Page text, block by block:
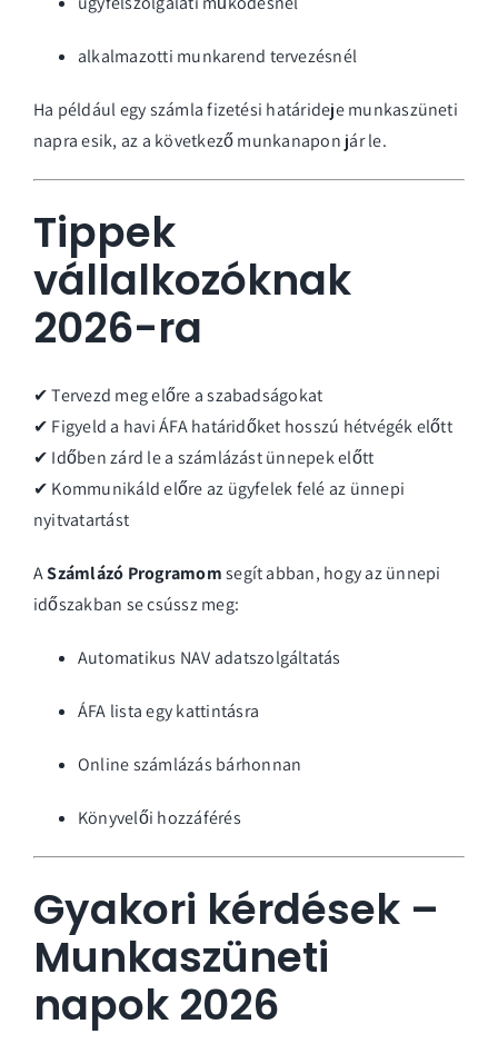
alkalmazotti munkarend tervezésnél
Ha például egy számla fizetési határideje munkaszüneti
napra esik, az a következő munkanapon jár le.
Tippek
vállalkozóknak
2026-ra
✔ Tervezd meg előre a szabadságokat
✔ Figyeld a havi ÁFA határidőket hosszú hétvégék előtt
✔ Időben zárd le a számlázást ünnepek előtt
✔ Kommunikáld előre az ügyfelek felé az ünnepi
nyitvatartást
ASzámlázó Programomsegít abban, hogy az ünnepi
időszakban se csússz meg:
Automatikus NAV adatszolgáltatás
ÁFA lista egy kattintásra
Online számlázás bárhonnan
Könyvelői hozzáférés
Gyakori kérdések –
Munkaszüneti
napok 2026